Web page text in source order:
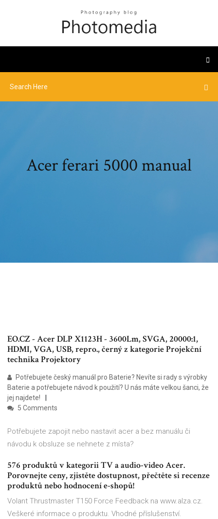
Acer ferari 5000 manual
EO.CZ - Acer DLP X1123H - 3600Lm, SVGA, 20000:1,
HDMI, VGA, USB, repro., černý z kategorie Projekční
technika Projektory
Potřebujete český manuál pro Baterie? Nevíte si rady s výrobky
Baterie a potřebujete návod k použití? U nás máte velkou šanci, že
jej najdete!
5 Comments
Potřebujete zapojit nebo nastavit acer a bez manuálu či
návodu k obsluze se nehnete z místa?
576 produktů v kategorii TV a audio-video Acer.
Porovnejte ceny, zjistěte dostupnost, přečtěte si recenze
produktů nebo hodnocení e-shopů!
Volant Thrustmaster T150 Force Feedback na www.alza.cz.
Veškeré informace o produktu. Vhodné příslušenství.